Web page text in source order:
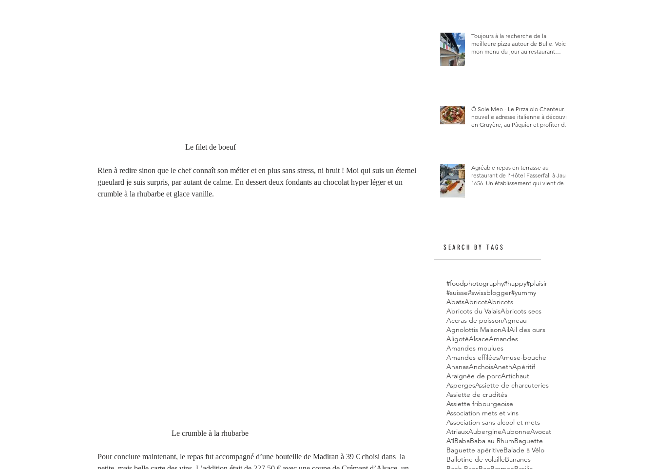
                                             Le filet de boeuf
Rien à redire sinon que le chef connaît son métier et en plus sans stress, ni bruit ! Moi qui suis un éternel
gueulard je suis surpris, par autant de calme. En dessert deux fondants au chocolat hyper léger et un
crumble à la rhubarbe et glace vanille.
                                      Le crumble à la rhubarbe
Pour conclure maintenant, le repas fut accompagné d’une bouteille de Madiran à 39 € choisi dans  la
Toujours à la recherche de la
meilleure pizza autour de Bulle. Voici
mon menu du jour au restaurant
Ô Sole Meo - Le Pizzaiolo Chanteur. La
nouvelle adresse italienne à découvrir
en Gruyère, au Pâquier et profiter des
Agréable repas en terrasse au
restaurant de l'Hôtel Fasserfall à Jaun
1656. Un établissement qui vient de
SEARCH BY TAGS
#foodphotography#happy#plaisir
#suisse#swissblogger#yummy
AbatsAbricotAbricots
Abricots du ValaisAbricots secs
Accras de poissonAgneau
Agnolottis MaisonAilAil des ours
AligotéAlsaceAmandes
Amandes moulues
Amandes effiléesAmuse-bouche
AnanasAnchoisAnethApéritif
Araignée de porcArtichaut
AspergesAssiette de charcuteries
Assiette de crudités
Assiette fribourgeoise
Association mets et vins
Association sans alcool et mets
AtriauxAubergineAubonneAvocat
AïlBabaBaba au RhumBaguette
Baguette apéritiveBalade à Vélo
Ballotine de volailleBananes